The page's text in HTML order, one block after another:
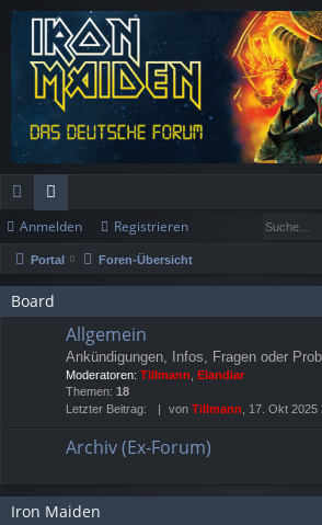
ch
ne
llz
or
en
Anmelden Registrieren
Portal Foren-Übersicht
Board
Allgemein
Ankündigungen, Infos, Fragen oder
Moderatoren: Tillmann Elandiar
Themen: 18
Letzter Beitrag:
von Tillmann , 17. Okt 2025
Archiv (Ex-Forum)
Iron Maiden